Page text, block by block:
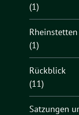
(1)
Rheinstetten
(1)
Rückblick
(11)
Satzungen